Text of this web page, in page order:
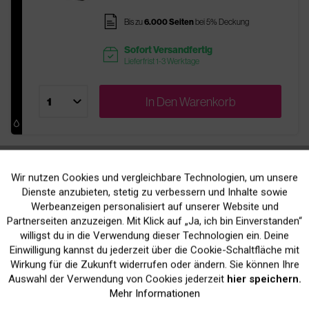
pages Bis zu6.000 Seitenbei 5% Deckung
readytoship Sofort Versandfertig
Lieferfrist 1-3 Werktage
In DenWarenkorb
Unsere kompatiblen
Patronen
Top Qualität - genial günstig
Funktionale Aktiv
Marketing Inaktiv
Tracking Inaktiv
Wir nutzen Cookies und vergleichbare Technologien, um unsere
Dienste anzubieten, stetig zu verbessern und Inhalte sowie
Werbeanzeigen personalisiert auf unserer Website und
Partnerseiten anzuzeigen. Mit Klick auf „Ja, ich bin Einverstanden“
willigst du in die Verwendung dieser Technologien ein. Deine
Einwilligung kannst du jederzeit über die Cookie-Schaltfläche mit
Wirkung für die Zukunft widerrufen oder ändern. Sie können Ihre
Auswahl der Verwendung von Cookies jederzeit hier speichern.
Mehr Informationen